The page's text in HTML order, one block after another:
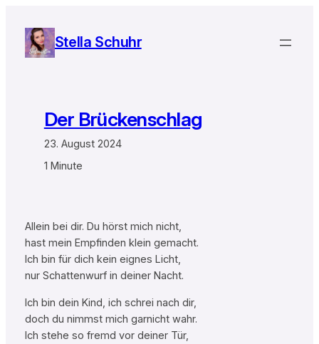
Inhalt
springen
Stella Schuhr
Der Brückenschlag
23. August 2024
1 Minute
Allein bei dir. Du hörst mich nicht,
hast mein Empfinden klein gemacht.
Ich bin für dich kein eignes Licht,
nur Schattenwurf in deiner Nacht.
Ich bin dein Kind, ich schrei nach dir,
doch du nimmst mich garnicht wahr.
Ich stehe so fremd vor deiner Tür,